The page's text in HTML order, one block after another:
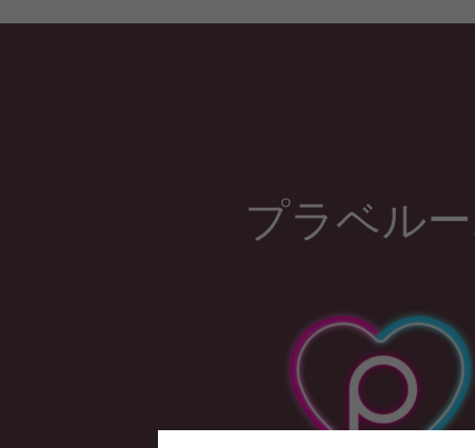
プラベル